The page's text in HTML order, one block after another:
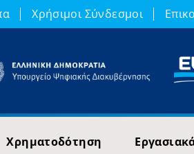
Χρήσιμοι Σύνδεσμοι
Χρηματοδότηση